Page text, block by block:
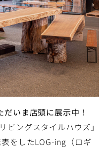
いま店頭に展示中！
ビングスタイルハウズ」
をしたLOG-ing（ロギ